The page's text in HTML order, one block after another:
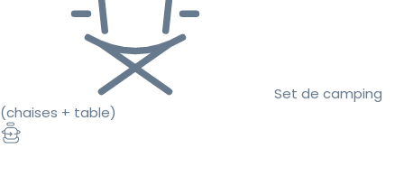
Set de camping
(chaises + table)